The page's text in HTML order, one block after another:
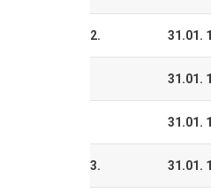
2. 31.01.
31.01.
31.01.
3. 31.01.